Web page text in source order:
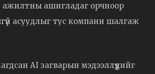
ажилтны ашигладаг орчноор
асуудлыг тус компани шалгаж
AI загварын мэдээллүүдийг